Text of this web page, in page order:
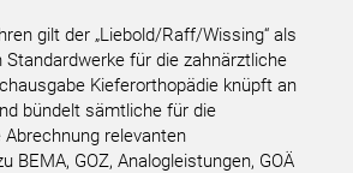
gilt der „Liebold/Raff/Wissing“ als
Standardwerke für die zahnärztliche
Kieferorthopädie knüpft an
bündelt sämtliche für die
relevanten
BEMA, GOZ, Analogleistungen, GOÄ